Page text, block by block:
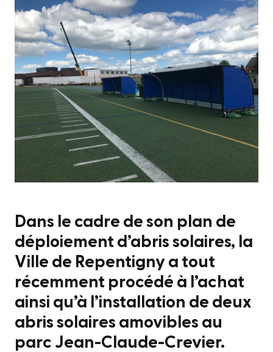
Dans le cadre de son plan de
déploiement d’abris solaires, la
Ville de Repentigny a tout
récemment procédé à l’achat
ainsi qu’à l’installation de deux
abris solaires amovibles au
parc Jean-Claude-Crevier.